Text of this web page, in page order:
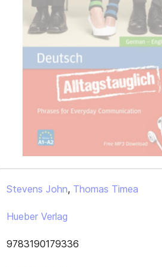
Stevens John, Thomas Timea
Hueber Verlag
9783190179336